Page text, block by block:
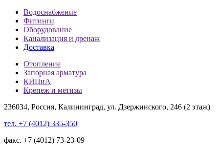
Водоснабжение
Фитинги
Оборудование
Канализация и дренаж
Доставка
Отопление
Запорная арматура
КИПиА
Крепеж и метизы
236034, Россия, Калининград, ул. Дзержинского, 246 (2 этаж)
тел. +7 (4012) 335-350
факс. +7 (4012) 73-23-09